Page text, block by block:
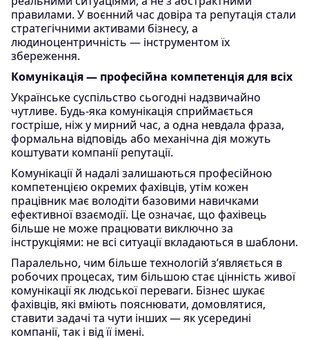
правилами. У воєнний час довіра та репутація стали
стратегічними активами бізнесу, а
людиноцентричність — інструментом їх
збереження.
Комунікація — професійна компетенція для всіх
Українське суспільство сьогодні надзвичайно
чутливе. Будь-яка комунікація сприймається
гостріше, ніж у мирний час, а одна невдала фраза,
формальна відповідь або механічна дія можуть
коштувати компанії репутації.
Комунікації й надалі залишаються професійною
компетенцією окремих фахівців, утім кожен
працівник має володіти базовими навичками
ефективної взаємодії. Це означає, що фахівець
більше не може працювати виключно за
інструкціями: не всі ситуації вкладаються в шаблони.
Паралельно, чим більше технологій з’являється в
робочих процесах, тим більшою стає цінність живої
комунікації як людської переваги. Бізнес шукає
фахівців, які вміють пояснювати, домовлятися,
ставити задачі та чути інших — як усередині
компанії, так і від її імені.